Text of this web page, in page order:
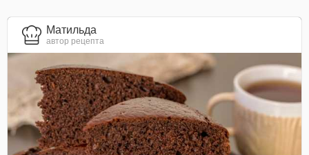
Матильда
автор рецепта